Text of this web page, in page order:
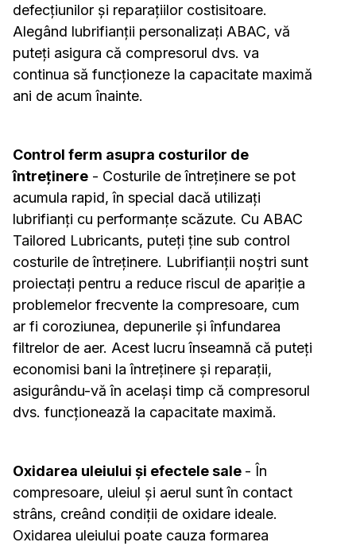
defecțiunilor și reparațiilor costisitoare.
Alegând lubrifianții personalizați ABAC, vă
puteți asigura că compresorul dvs. va
continua să funcționeze la capacitate maximă
ani de acum înainte.
Control ferm asupra costurilor de
întreținere - Costurile de întreținere se pot
acumula rapid, în special dacă utilizați
lubrifianți cu performanțe scăzute. Cu ABAC
Tailored Lubricants, puteți ține sub control
costurile de întreținere. Lubrifianții noștri sunt
proiectați pentru a reduce riscul de apariție a
problemelor frecvente la compresoare, cum
ar fi coroziunea, depunerile și înfundarea
filtrelor de aer. Acest lucru înseamnă că puteți
economisi bani la întreținere și reparații,
asigurându-vă în același timp că compresorul
dvs. funcționează la capacitate maximă.
Oxidarea uleiului și efectele sale - În
compresoare, uleiul și aerul sunt în contact
strâns, creând condiții de oxidare ideale.
Oxidarea uleiului poate cauza formarea